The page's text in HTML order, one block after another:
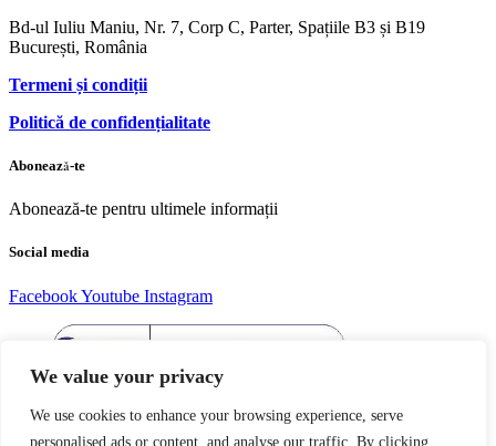
We value your privacy
We use cookies to enhance your browsing experience, serve
personalised ads or content, and analyse our traffic. By clicking
Bd-ul Iuliu Maniu, Nr. 7, Corp C, Parter, Spațiile B3 și B19
București, România
Termeni și condiții
Politică de confidențialitate
Abonează-te
Abonează-te pentru ultimele informații
Social media
FacebookYoutube Instagram